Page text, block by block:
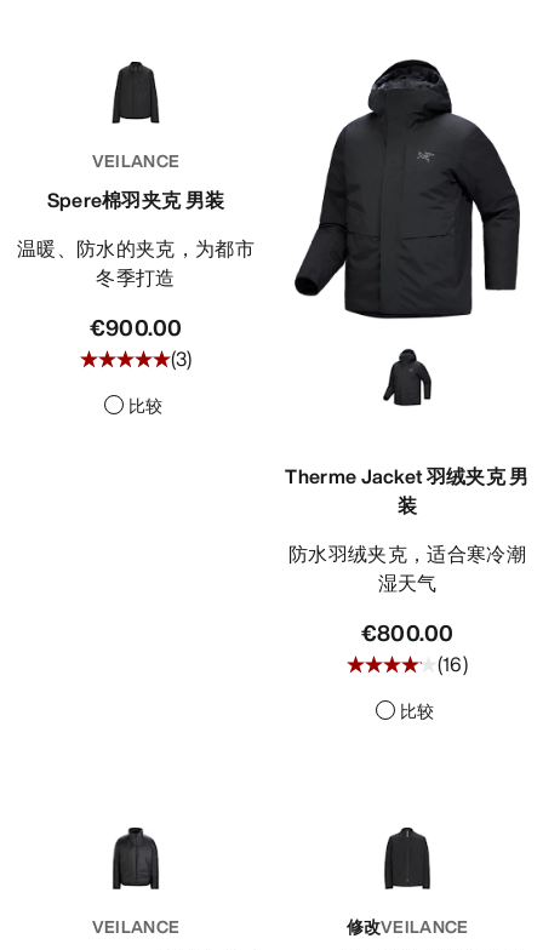
VEILANCE
Spere棉羽夹克 男装
温暖、防水的夹克，为都市
冬季打造
€900.00
(3)
比较
Therme Jacket 羽绒夹克 男
装
防水羽绒夹克，适合寒冷潮
湿天气
€800.00
(16)
比较
VEILANCE 修改VEILANCE